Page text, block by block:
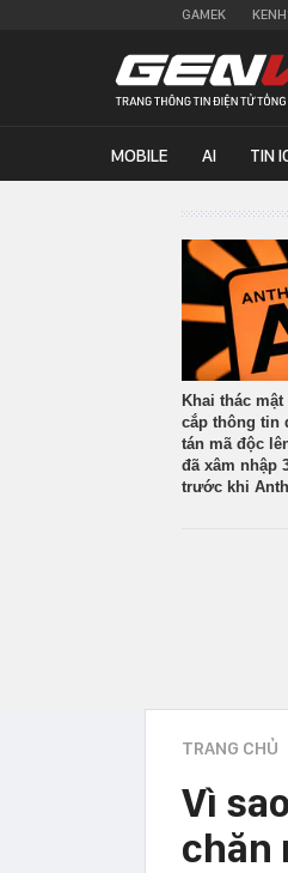
GAMEK
MOBILE AI TIN
Khai thác
cắp thông tin
tán mã độc
đã xâm nhập
trước khi
TRANG CHỦ
Vì
chăn